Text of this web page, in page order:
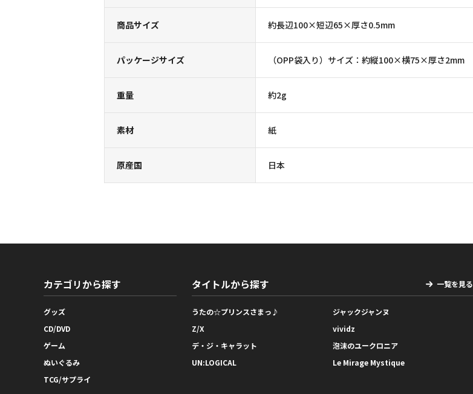
商品サイズ 約長辺100×短辺65×厚さ0.5mm
パッケージサイズ （OPP袋入り）サイズ：約縦100×横75×厚さ2mm
重量 約2g
素材 紙
原産国 日本
カテゴリから探す
グッズ
CD/DVD
ゲーム
ぬいぐるみ
TCG/サプライ
タイトルから探す 一覧を見る
うたの☆プリンスさまっ♪
ジャックジャンヌ
Z/X
vividz
デ・ジ・キャラット
泡沫のユークロニア
UN:LOGICAL
Le Mirage Mystique